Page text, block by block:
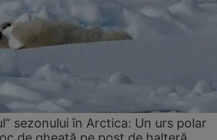
sezonului în Arctica: Un urs polar